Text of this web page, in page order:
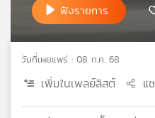
แผนที่
วิทยุ
เครือ
ฟังรายการ
วันที่เผยแพร่ : 08 ก.ค. 68
เพิ่มในเพลย์ลิสต์ แ